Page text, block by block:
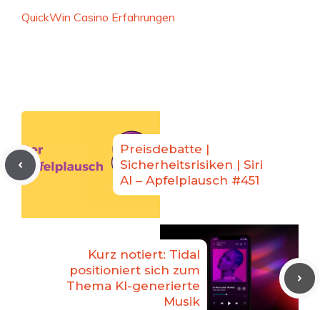
QuickWin Casino Erfahrungen
Preisdebatte |
Sicherheitsrisiken | Siri
AI – Apfelplausch #451
Kurz notiert: Tidal
positioniert sich zum
Thema KI-generierte
Musik